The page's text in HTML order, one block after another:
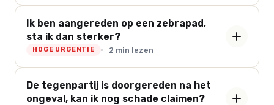
Ik ben aangereden op een zebrapad,
sta ik dan sterker?
HOGE URGENTIE 2 min lezen
De tegenpartij is doorgereden na het
ongeval, kan ik nog schade claimen?